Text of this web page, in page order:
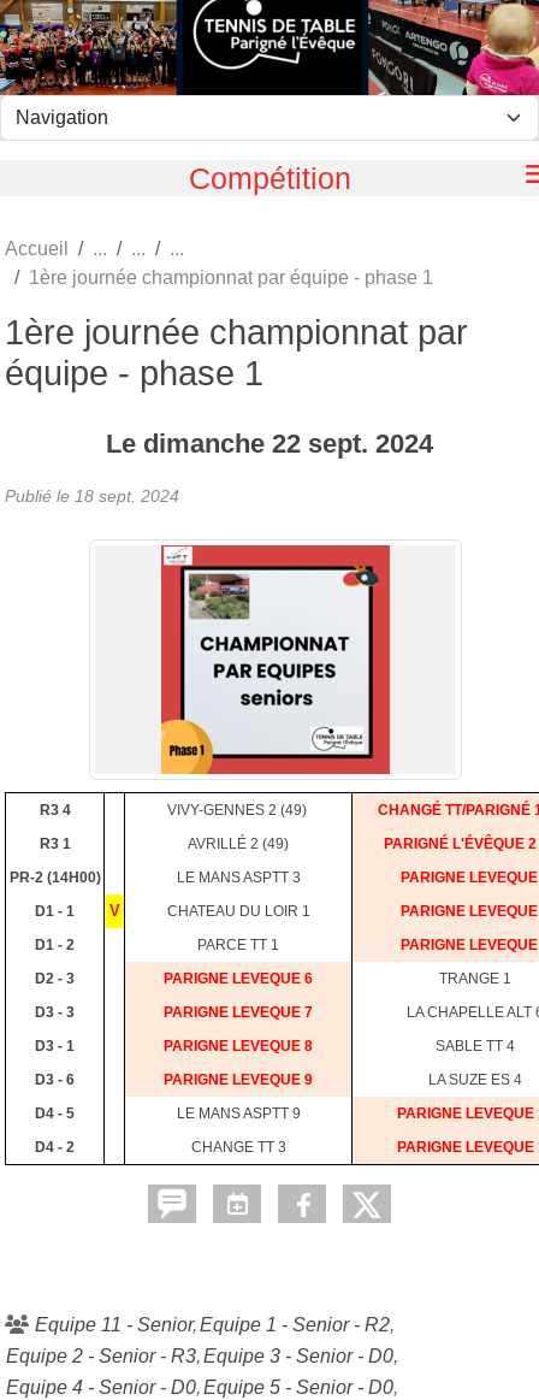
Compétition
Accueil
1ère journée championnat par équipe - phase 1
1ère journée championnat par
équipe - phase 1
Le dimanche 22 sept. 2024
Publié le 18 sept. 2024
R3 4 VIVY-GENNES 2 (49)
CHANGÉ TT/PARIGNÉ
R3 1
AVRILLÉ 2 (49)
PARIGNÉ L'ÉVÊQUE
PR-2 (14H00)
LE MANS ASPTT 3
PARIGNE
D1 - 1
V CHATEAU DU LOIR 1
PARIGNE
D1 - 2
PARCE TT 1
PARIGNE
D2 - 3
PARIGNE LEVEQUE 6
TRANGE 1
D3 - 3
PARIGNE LEVEQUE 7
LA CHAPELLE ALT
D3 - 1
PARIGNE LEVEQUE 8
SABLE TT 4
D3 - 6
PARIGNE LEVEQUE 9
LA SUZE ES 4
D4 - 5
LE MANS ASPTT 9
PARIGNE LEVEQUE
D4 - 2
CHANGE TT 3 PARIGNE LEVEQUE
Equipe 11 - Senior Equipe 1 - Senior - R2
Equipe 2 - Senior - R3 Equipe 3 - Senior - D0
Equipe 4 - Senior - D0 Equipe 5 - Senior - D0
Panneau de gestion des cookies